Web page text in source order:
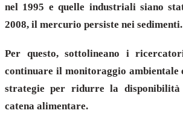
nel 1995 e quelle industriali siano
2008, il mercurio persiste nei sedimenti.
Per questo, sottolineano i
continuare il monitoraggio ambientale
strategie per ridurre la
catena alimentare.